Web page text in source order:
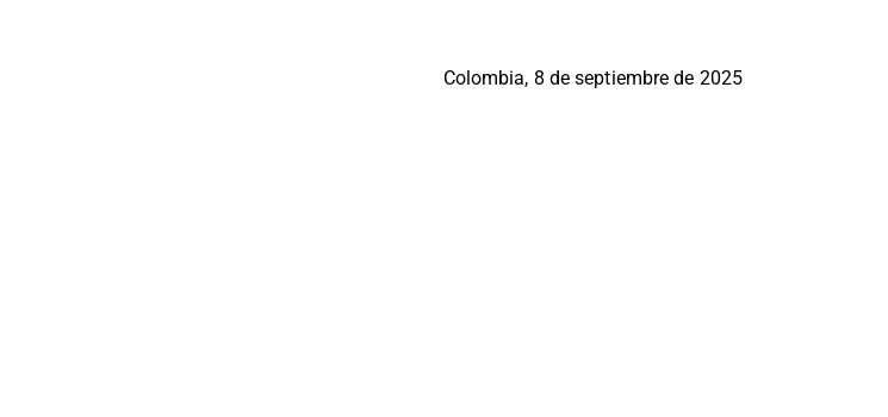
Colombia, 8 de septiembre de 2025